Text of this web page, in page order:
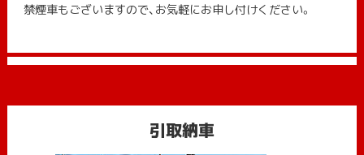
禁煙車もございますので、お気軽にお申し付けください。
引取納車